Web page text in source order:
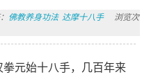
佛教养身功法 达摩十八手
浏览次
元始十八手，几百年来